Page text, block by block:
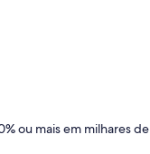
ou mais em milhares de